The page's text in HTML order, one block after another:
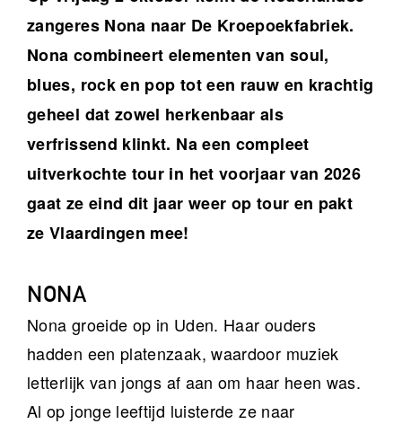
zangeres Nona naar De Kroepoekfabriek.
Nona combineert elementen van soul,
blues, rock en pop tot een rauw en krachtig
geheel dat zowel herkenbaar als
verfrissend klinkt. Na een compleet
uitverkochte tour in het voorjaar van 2026
gaat ze eind dit jaar weer op tour en pakt
ze Vlaardingen mee!
NONA
Nona groeide op in Uden. Haar ouders
hadden een platenzaak, waardoor muziek
letterlijk van jongs af aan om haar heen was.
Al op jonge leeftijd luisterde ze naar